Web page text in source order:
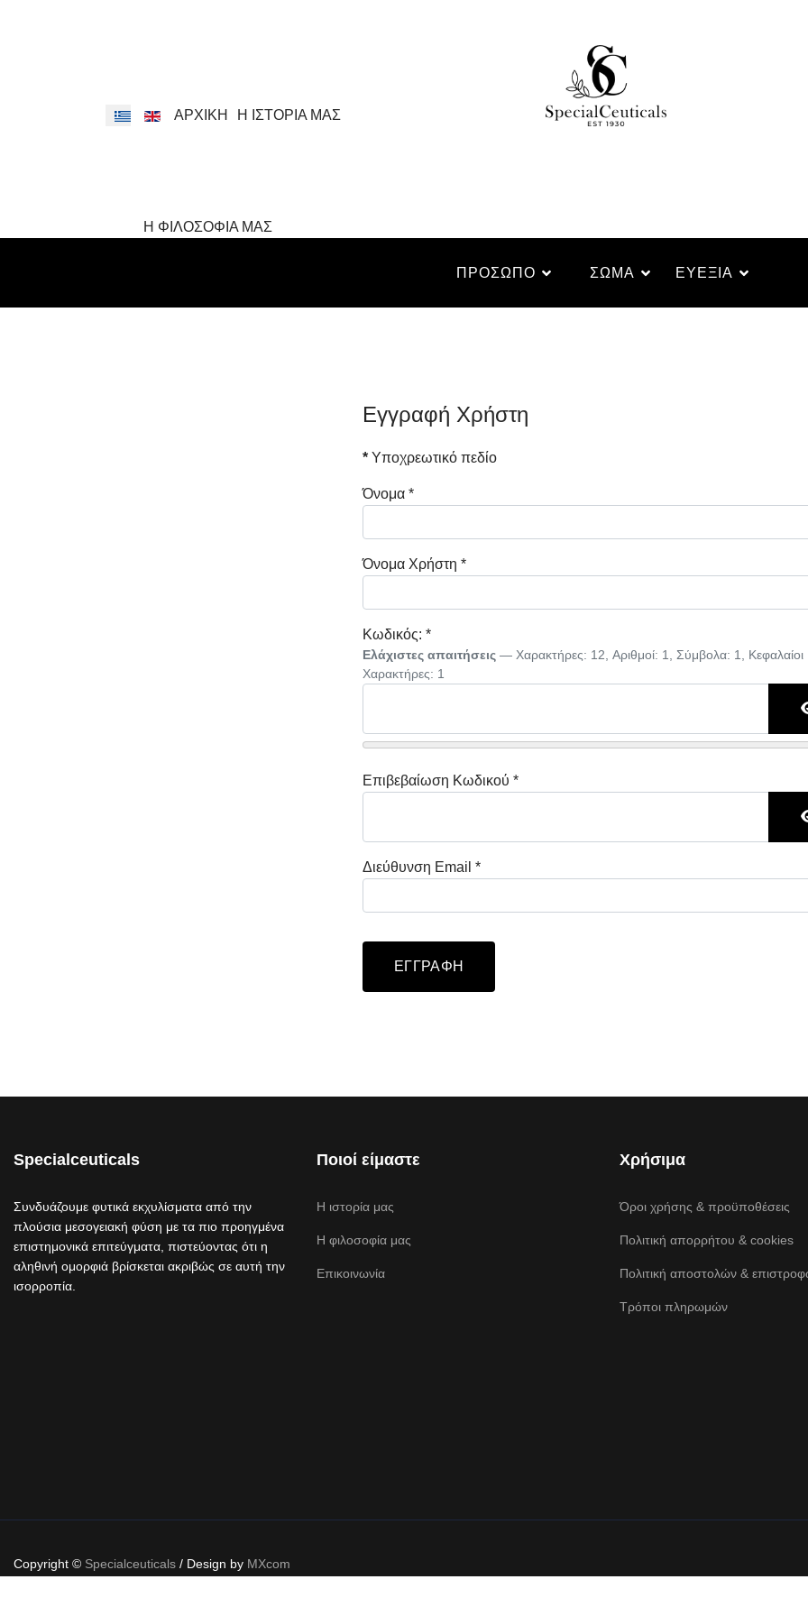
ΑΡΧΙΚΗ Η ΙΣΤΟΡΙΑ ΜΑΣ
Η ΦΙΛΟΣΟΦΙΑ ΜΑΣ
ΠΡΌΣΩΠΟ ΣΏΜΑ ΕΥΕΞΊΑ
Εγγραφή Χρήστη
* Υποχρεωτικό πεδίο
Όνομα *
Όνομα Χρήστη *
Κωδικός: *
Ελάχιστες απαιτήσεις — Χαρακτήρες: 12, Αριθμοί: 1, Σύμβολα: 1, Κεφαλαίοι
Χαρακτήρες: 1
Επιβεβαίωση Κωδικού *
Διεύθυνση Email *
ΕΓΓΡΑΦΉ
Specialceuticals
Συνδυάζουμε φυτικά εκχυλίσματα από την
πλούσια μεσογειακή φύση με τα πιο προηγμένα
επιστημονικά επιτεύγματα, πιστεύοντας ότι η
αληθινή ομορφιά βρίσκεται ακριβώς σε αυτή την
ισορροπία.
Ποιοί είμαστε
Η ιστορία μας
Η φιλοσοφία μας
Επικοινωνία
Χρήσιμα
Όροι χρήσης & προϋποθέσεις
Πολιτική απορρήτου & cookies
Πολιτική αποστολών &
Τρόποι πληρωμών
Copyright © Specialceuticals / Design by MXcom